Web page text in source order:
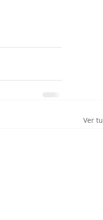
Ver